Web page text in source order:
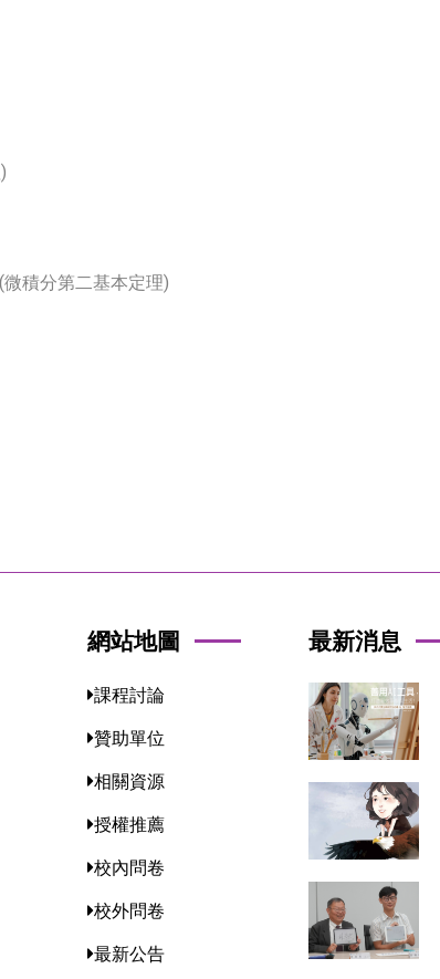
積分第二基本定理)
網站地圖
課程討論
贊助單位
相關資源
授權推薦
校內問卷
校外問卷
最新公告
最新消息